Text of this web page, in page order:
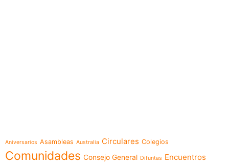
Aniversarios Asambleas Australia Circulares Colegios
Comunidades Consejo General Difuntas Encuentros